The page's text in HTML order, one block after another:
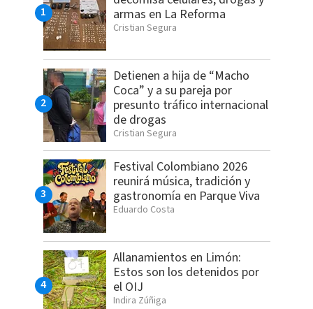
armas en La Reforma
Cristian Segura
Detienen a hija de “Macho
Coca” y a su pareja por
presunto tráfico internacional
de drogas
Cristian Segura
Festival Colombiano 2026
reunirá música, tradición y
gastronomía en Parque Viva
Eduardo Costa
Allanamientos en Limón:
Estos son los detenidos por
el OIJ
Indira Zúñiga